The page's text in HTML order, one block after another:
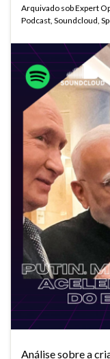
Arquivado sobExpert
Podcast, Soundcloud,
Análise sobre a